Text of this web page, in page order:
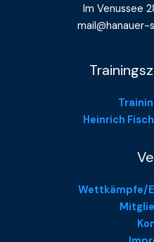
Im Venussee
mail@hanauer-
Heinrich
Wettkämpfe/